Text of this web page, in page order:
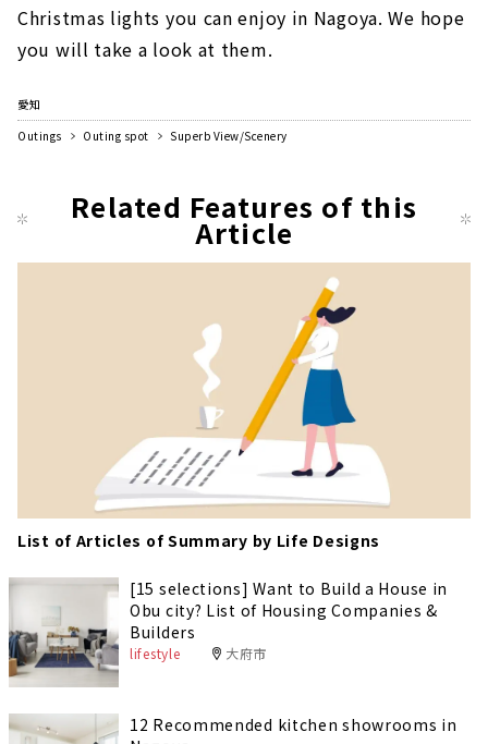
Christmas lights you can enjoy in Nagoya. We hope
you will take a look at them.
愛知
Outings
Outing spot Superb View/Scenery
Related Features of this
Article
List of Articles of Summary by Life Designs
[15 selections] Want to Build a House in
Obu city? List of Housing Companies &
Builders
lifestyle 大府市
12 Recommended kitchen showrooms in